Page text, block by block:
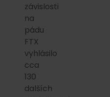
závislosti
na
pádu
FTX
vyhlásilo
cca
130
dalších